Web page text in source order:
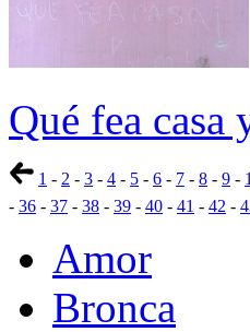
Qué fea casa
1 - 2 - 3 - 4 - 5 - 6 - 7 - 8 - 9 -
- 36 - 37 - 38 - 39 - 40 - 41 - 42 -
Amor
Bronca